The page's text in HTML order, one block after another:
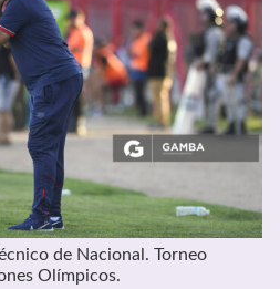
de Nacional. Torneo
Olímpicos.